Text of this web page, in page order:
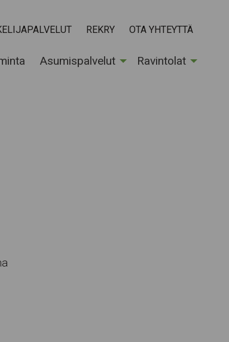
REKRY OTA YHTEYTTÄ
Asumispalvelut Ravintolat